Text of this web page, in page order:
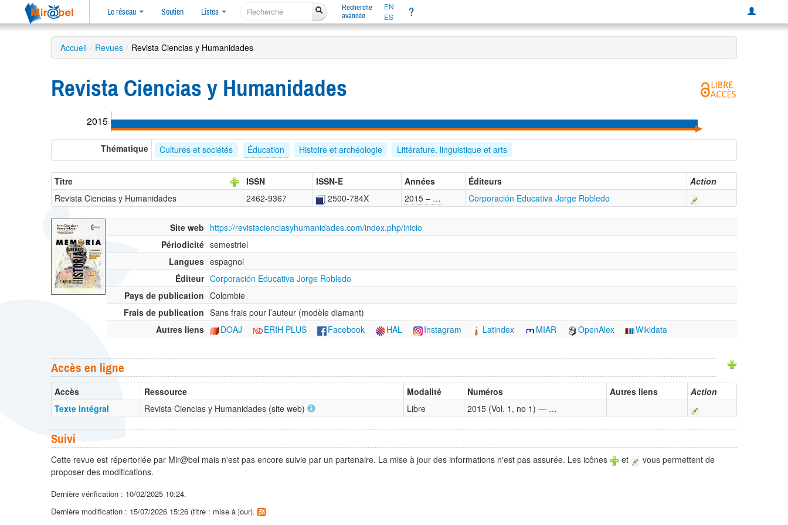
Le réseau Soutien Listes
Recherche
avancée
EN
ES
?
Accueil / Revues / Revista Ciencias y Humanidades
Revista Ciencias y Humanidades
2015
Thématique Cultures et sociétés Éducation Histoire et archéologie Littérature, linguistique et arts
Titre ISSN ISSN-E Années Éditeurs
Action
Revista Ciencias y Humanidades
2462-9367 2500-784X 2015 – … Corporación Educativa Jorge Robledo
Site web https://revistacienciasyhumanidades.com/index.php/inicio
Périodicité semestriel
Langues espagnol
Éditeur Corporación Educativa Jorge Robledo
Pays de publication Colombie
Frais de publication Sans frais pour l’auteur (modèle diamant)
Autres liens
DOAJ ERIH PLUS Facebook HAL Instagram Latindex MIAR OpenAlex Wikidata
Accès en ligne
Accès Ressource Modalité Numéros Autres liens
Action
Texte intégral
Revista Ciencias y Humanidades (site web) Libre 2015 (Vol. 1, no 1) — …
Suivi
Cette revue est répertoriée par Mir@bel mais n'est pas encore suivie par un partenaire. La mise à jour des informations n'est pas assurée. Les icônes et
vous permettent de
proposer des modifications.
Dernière vérification : 10/02/2025 10:24.
Dernière modification : 15/07/2026 15:26 (titre : mise à jour).